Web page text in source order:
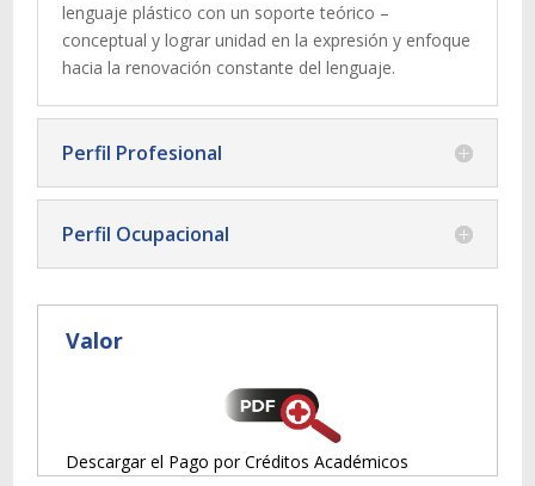
lenguaje plástico con un soporte teórico –
conceptual y lograr unidad en la expresión y enfoque
hacia la renovación constante del lenguaje.
Perfil Profesional
Perfil Ocupacional
Valor
Descargar el Pago por Créditos Académicos